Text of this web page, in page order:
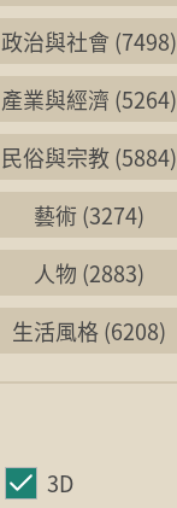
政治與社會 (7498)
產業與經濟 (5264)
民俗與宗教 (5884)
藝術 (3274)
人物 (2883)
生活風格 (6208)
3D